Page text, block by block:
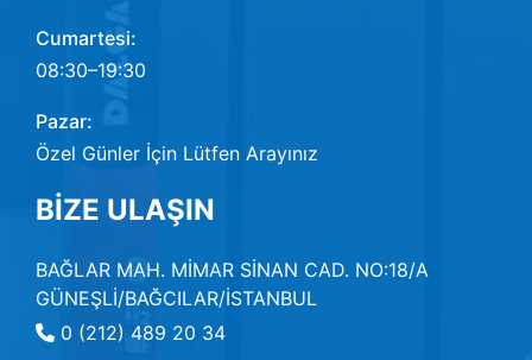
Cumartesi:
08:30–19:30
Pazar:
Özel Günler İçin Lütfen Arayınız
BİZE ULAŞIN
BAĞLAR MAH. MİMAR SİNAN CAD. NO:18/A
GÜNEŞLİ/BAĞCILAR/İSTANBUL
0 (212) 489 20 34